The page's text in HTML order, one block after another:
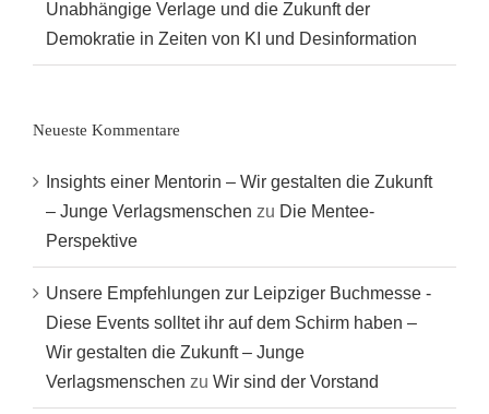
Unabhängige Verlage und die Zukunft der
Demokratie in Zeiten von KI und Desinformation
Neueste Kommentare
Insights einer Mentorin – Wir gestalten die Zukunft
– Junge Verlagsmenschen zu Die Mentee-
Perspektive
Unsere Empfehlungen zur Leipziger Buchmesse -
Diese Events solltet ihr auf dem Schirm haben –
Wir gestalten die Zukunft – Junge
Verlagsmenschen zu Wir sind der Vorstand